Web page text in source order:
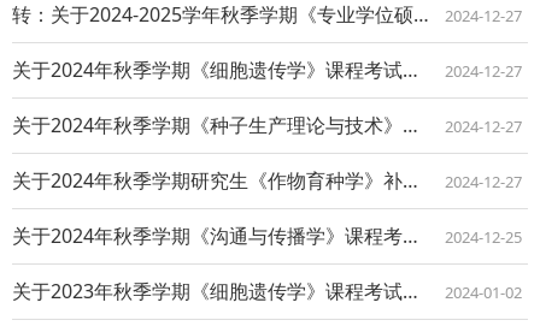
转：关于2024-2025学年秋季学期《专业学位硕士英语》（pd6191002）... 2024-12-27
关于2024年秋季学期《细胞遗传学》课程考试安排的通知 2024-12-27
关于2024年秋季学期《种子生产理论与技术》课程考试安排的通知 2024-12-27
关于2024年秋季学期研究生《作物育种学》补本课程考试安排的通知 2024-12-27
关于2024年秋季学期《沟通与传播学》课程考试安排的通知 2024-12-25
关于2023年秋季学期《细胞遗传学》课程考试安排的通知 2024-01-02